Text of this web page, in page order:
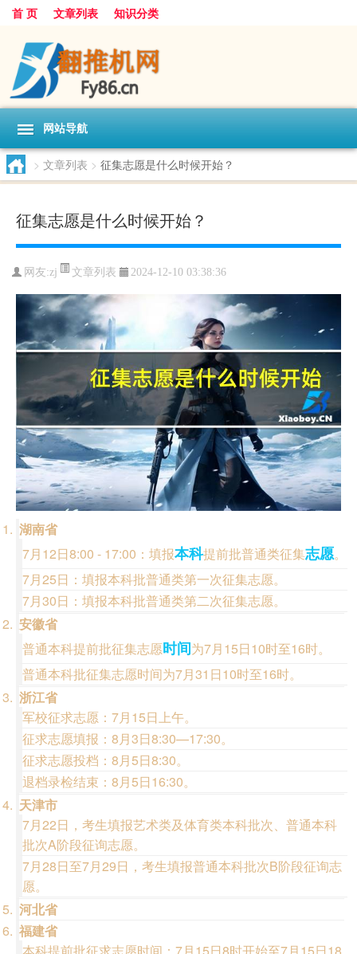
首 页 文章列表 知识分类
网站导航
> 文章列表 > 征集志愿是什么时候开始？
征集志愿是什么时候开始？
网友:zj 文章列表 2024-12-10 03:38:36
湖南省
7月12日8:00 - 17:00：填报本科提前批普通类征集志愿。
7月25日：填报本科批普通类第一次征集志愿。
7月30日：填报本科批普通类第二次征集志愿。
安徽省
普通本科提前批征集志愿时间为7月15日10时至16时。
普通本科批征集志愿时间为7月31日10时至16时。
浙江省
军校征求志愿：7月15日上午。
征求志愿填报：8月3日8:30—17:30。
征求志愿投档：8月5日8:30。
退档录检结束：8月5日16:30。
天津市
7月22日，考生填报艺术类及体育类本科批次、普通本科
批次A阶段征询志愿。
7月28日至7月29日，考生填报普通本科批次B阶段征询志
愿。
河北省
福建省
本科提前批征求志愿时间：7月15日8时开始至7月15日18